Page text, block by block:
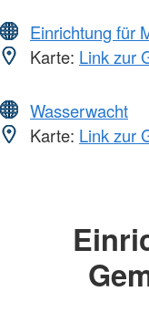
Einrichtung für
Karte: Link zur
Wasserwacht
Karte: Link zur